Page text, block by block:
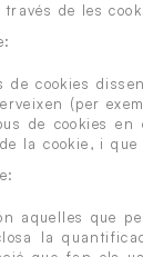
de les
de cookies
(per
de cookies en
la cookie, i
aquelles que
la